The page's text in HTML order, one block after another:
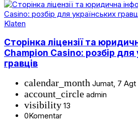
Klaten
Сторінка ліцензії та
Champion Casino: розбір для
гравців
calendar_month Jumat, 7 Agt
account_circle admin
visibility 13
0Komentar